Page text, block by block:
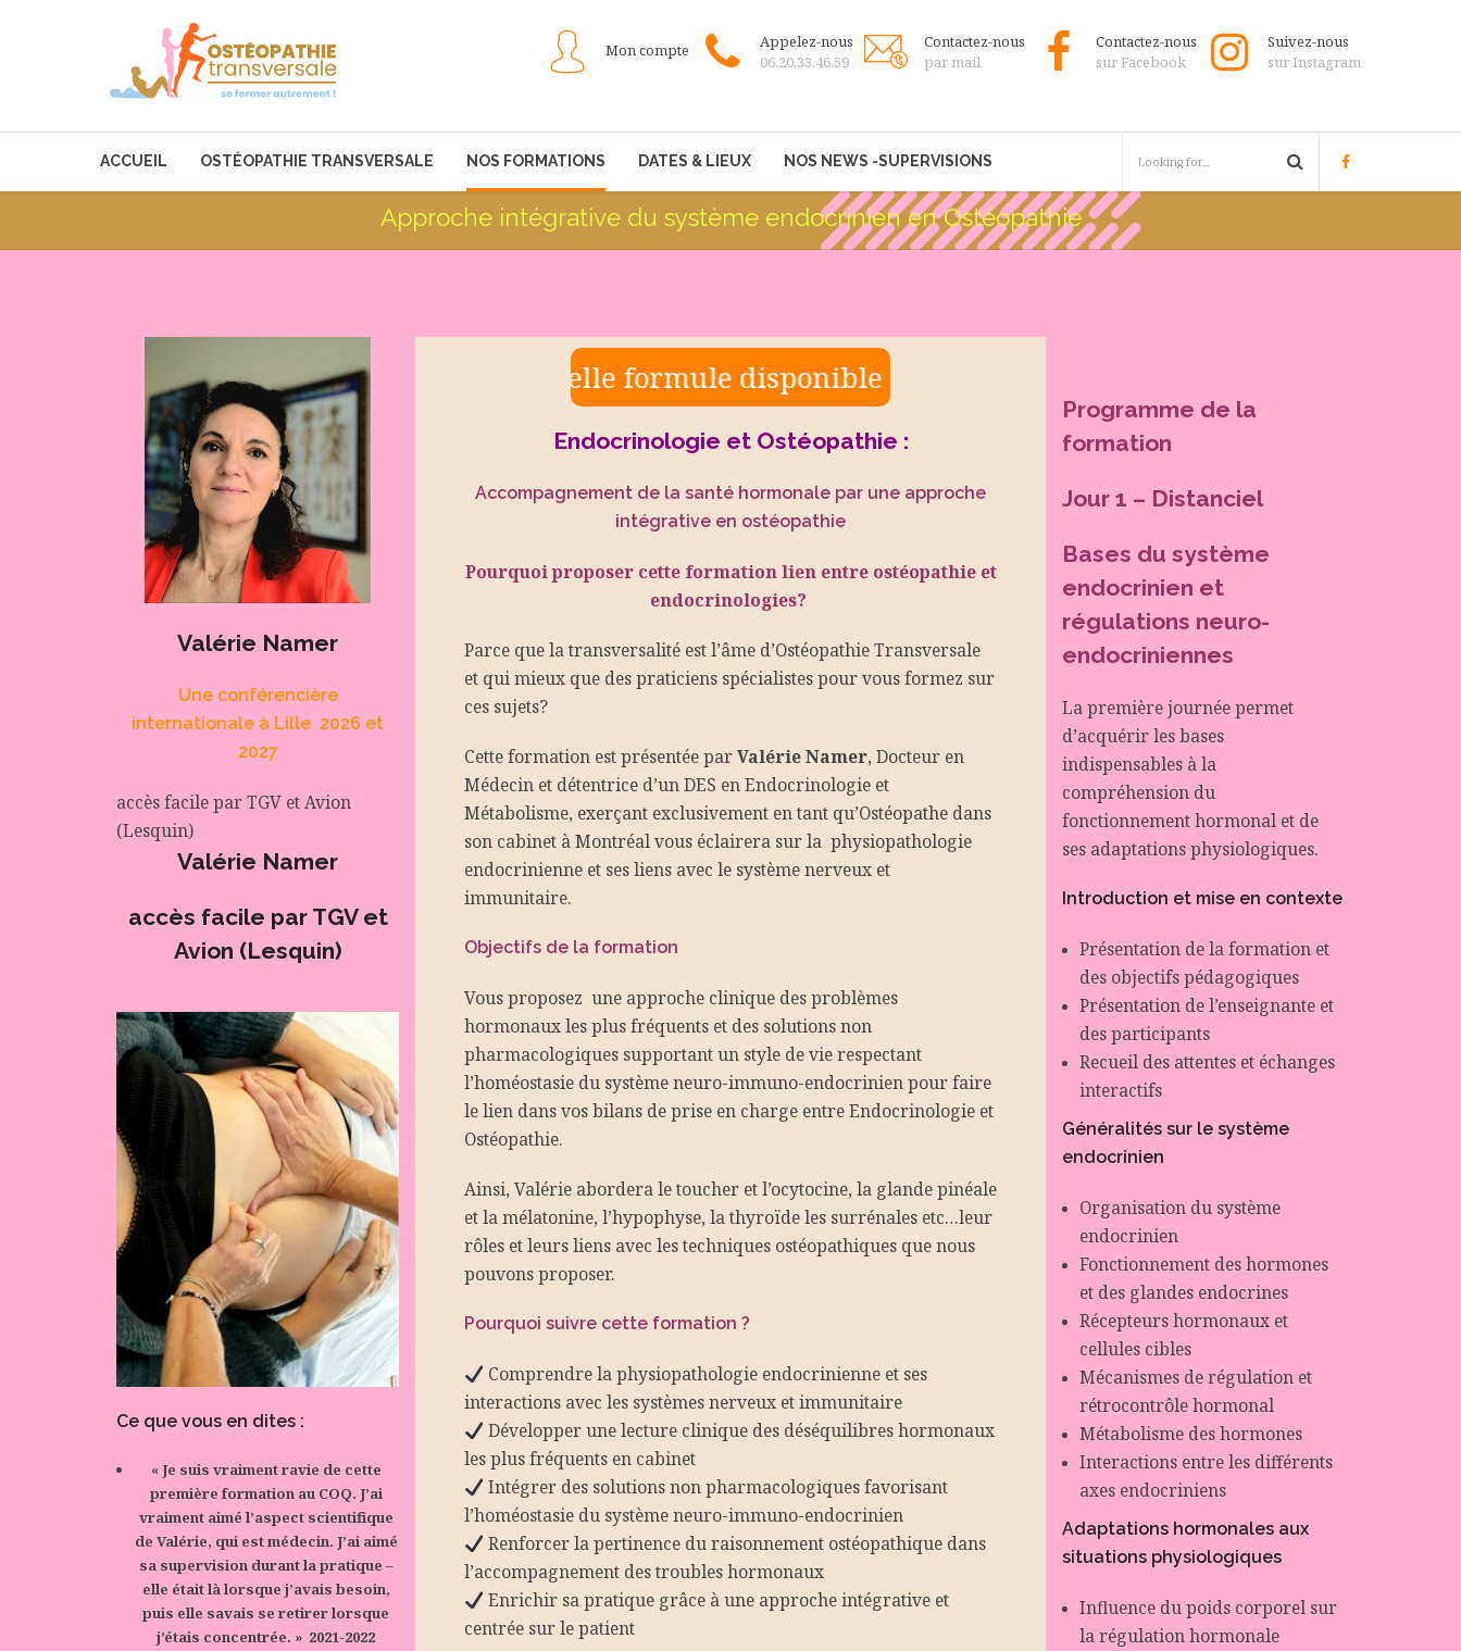
Mon compte
Appelez-nous
06.20.33.46.59
Contactez-nous
par mail
Contactez-nous
sur Facebook
Suivez-nous
sur Instagram
ACCUEIL OSTÉOPATHIE TRANSVERSALE NOS FORMATIONS DATES & LIEUX NOS NEWS -SUPERVISIONS
Approche intégrative du système endocrinien en Ostéopathie
Valérie Namer
Une conférencière
internationale à Lille 2026 et
2027
accès facile par TGV et Avion
(Lesquin)
Valérie Namer
accès facile par TGV et
Avion (Lesquin)
Ce que vous en dites :
« Je suis vraiment ravie de cette
première formation au COQ. J’ai
vraiment aimé l’aspect scientifique
de Valérie, qui est médecin. J’ai aimé
sa supervision durant la pratique –
elle était là lorsque j’avais besoin,
puis elle savais se retirer lorsque
j’étais concentrée. » 2021-2022
Nouvelle formule disponible pour les ostéopathe : mixe distanciel pour la
Endocrinologie et Ostéopathie :
Accompagnement de la santé hormonale par une approche
intégrative en ostéopathie
Pourquoiproposer cette formation lien entre ostéopathie et
endocrinologies?
Parce que la transversalité est l’âme d’Ostéopathie Transversale
et qui mieux que des praticiens spécialistes pour vous formez sur
ces sujets?
Cette formation est présentée parValérie Namer, Docteur en
Médecin et détentrice d’un DES en Endocrinologie et
Métabolisme, exerçant exclusivement en tant qu’Ostéopathe dans
son cabinet à Montréal vous éclairera sur la physiopathologie
endocrinienne et ses liens avec le système nerveux et
immunitaire.
Objectifs de la formation
Vous proposez une approche clinique des problèmes
hormonaux les plus fréquents et des solutions non
pharmacologiques supportant un style de vie respectant
l’homéostasie du système neuro-immuno-endocrinien pour faire
le lien dans vos bilans de prise en charge entre Endocrinologie et
Ostéopathie.
Ainsi, Valérie abordera le toucher et l’ocytocine, la glande pinéale
et la mélatonine, l’hypophyse, la thyroïde les surrénales etc…leur
rôles et leurs liens avec les techniques ostéopathiques que nous
pouvons proposer.
Pourquoi suivre cette formation ?
Comprendre la physiopathologie endocrinienne et ses
interactions avec les systèmes nerveux et immunitaire
Développer une lecture clinique des déséquilibres hormonaux
les plus fréquents en cabinet
Intégrer des solutions non pharmacologiques favorisant
l’homéostasie du système neuro-immuno-endocrinien
Renforcer la pertinence du raisonnement ostéopathique dans
l’accompagnement des troubles hormonaux
Enrichir sa pratique grâce à une approche intégrative et
centrée sur le patient
Programme de la
formation
Jour 1 – Distanciel
Bases du système
endocrinien et
régulations neuro-
endocriniennes
La première journée permet
d’acquérir les bases
indispensables à la
compréhension du
fonctionnement hormonal et de
ses adaptations physiologiques.
Introduction et mise en contexte
Présentation de la formation et
des objectifs pédagogiques
Présentation de l’enseignante et
des participants
Recueil des attentes et échanges
interactifs
Généralités sur le système
endocrinien
Organisation du système
endocrinien
Fonctionnement des hormones
et des glandes endocrines
Récepteurs hormonaux et
cellules cibles
Mécanismes de régulation et
rétrocontrôle hormonal
Métabolisme des hormones
Interactions entre les différents
axes endocriniens
Adaptations hormonales aux
situations physiologiques
Influence du poids corporel sur
la régulation hormonale